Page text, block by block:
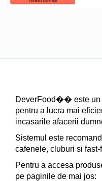
DeverFood�� este un
pentru a lucra mai
incasarile afacerii
Sistemul este
cafenele, cluburi si fast-
Pentru a accesa
pe paginile de mai jos: